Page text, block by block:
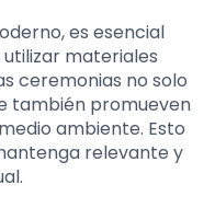
es esencial
materiales
ceremonias no solo
también promueven
ambiente. Esto
relevante y